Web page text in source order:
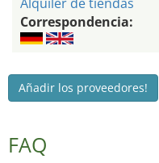
Correspondencia:
Añadir los proveedores!
FAQ